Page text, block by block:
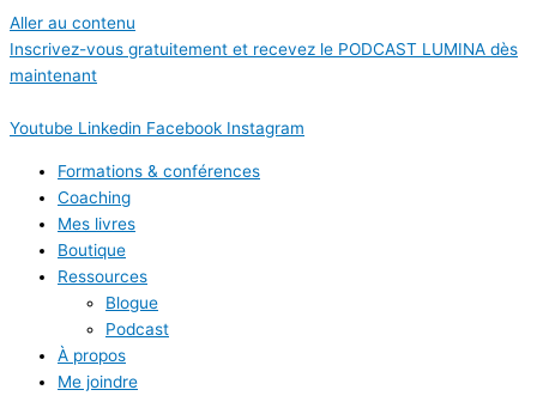
Aller au contenu
Inscrivez-vous gratuitement et recevez le PODCAST LUMINA dès
maintenant
Youtube Linkedin Facebook Instagram
Formations & conférences
Coaching
Mes livres
Boutique
Ressources
Blogue
Podcast
À propos
Me joindre